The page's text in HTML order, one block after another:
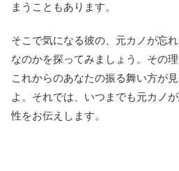
まうこともあります。
そこで気になる彼の、元カノが忘
なのかを探ってみましょう。その
これからのあなたの振る舞い方が
よ。それでは、いつまでも元カノ
性をお伝えします。